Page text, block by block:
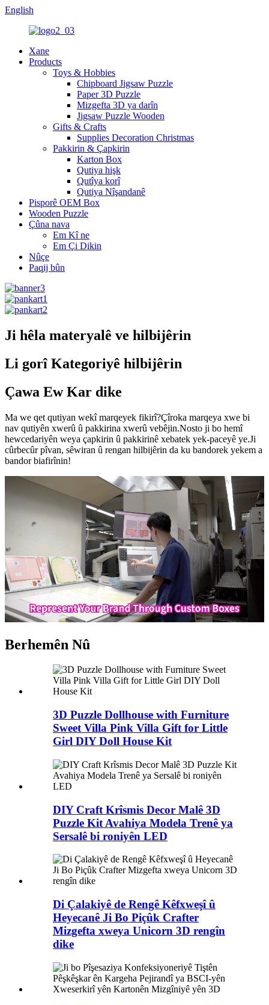
English
Xane
Products
Toys & Hobbies
Chipboard Jigsaw Puzzle
Paper 3D Puzzle
Mizgefta 3D ya darîn
Jigsaw Puzzle Wooden
Gifts & Crafts
Supplies Decoration Christmas
Pakkirin & Çapkirin
Karton Box
Qutiya hişk
Qutîya korî
Qutiya Nîşandanê
Pisporê OEM Box
Wooden Puzzle
Çûna nava
Em Kî ne
Em Çi Dikin
Nûçe
Paqij bûn
Ji hêla materyalê ve hilbijêrin
Li gorî Kategoriyê hilbijêrin
Çawa Ew Kar dike
Ma we qet qutiyan wekî marqeyek fikirî?Çîroka marqeya xwe bi
nav qutiyên xwerû û pakkirina xwerû vebêjin.Nosto ji bo hemî
hewcedariyên weya çapkirin û pakkirinê xebatek yek-paceyê ye.Ji
cûrbecûr pîvan, sêwiran û rengan hilbijêrin da ku bandorek yekem a
bandor biafirînin!
Berhemên Nû
3D Puzzle Dollhouse with Furniture
Sweet Villa Pink Villa Gift for Little
Girl DIY Doll House Kit
DIY Craft Krîsmis Decor Malê 3D
Puzzle Kit Avahiya Modela Trenê ya
Sersalê bi roniyên LED
Di Çalakiyê de Rengê Kêfxweşî û
Heyecanê Ji Bo Piçûk Crafter
Mizgefta xweya Unicorn 3D rengîn
dike